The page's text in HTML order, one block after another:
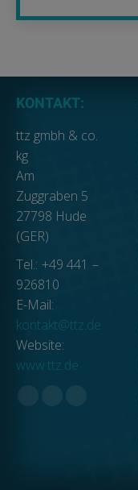
KONTAKT:
ttz gmbh & co.
kg
Am
Zuggraben 5
27798 Hude
(GER)
Tel.: +49 441 –
926810
E-Mail:
kontakt@ttz.de
Website:
www.ttz.de